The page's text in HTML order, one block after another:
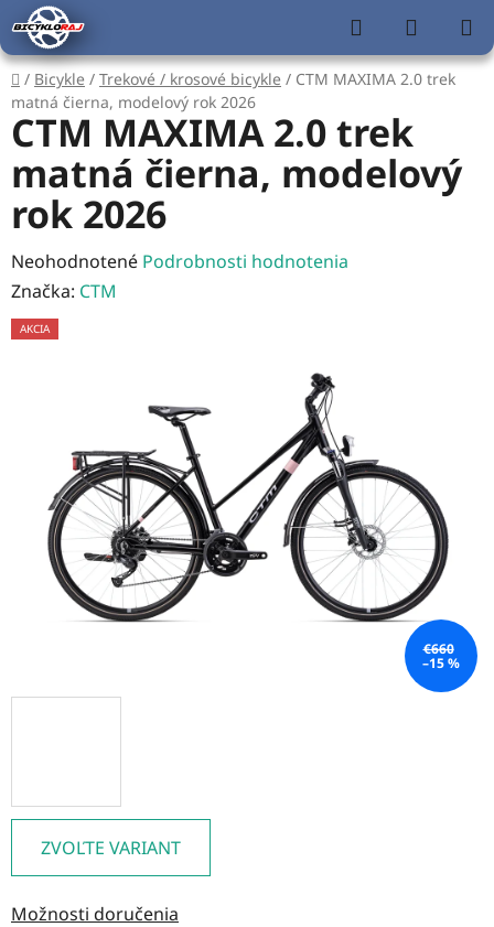
Prejsť
na
obsah
Hľadať
KOŠÍK
Domov
/ Bicykle / Trekové / krosové bicykle / CTM MAXIMA 2.0 trek
matná čierna, modelový rok 2026
ZVOĽTE VARIANT
Možnosti doručenia
CTM MAXIMA 2.0 trek
matná čierna, modelový
rok 2026
Priemerné
hodnotenie
produktu
hviezdičiek.
Neohodnotené Podrobnosti hodnotenia
Značka: CTM
AKCIA
€660
–15 %